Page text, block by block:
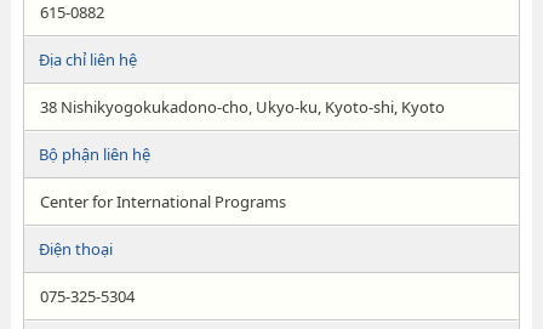
615-0882
Địa chỉ liên hệ
38 Nishikyogokukadono-cho, Ukyo-ku, Kyoto-shi, Kyoto
Bộ phận liên hệ
Center for International Programs
Điện thoại
075-325-5304